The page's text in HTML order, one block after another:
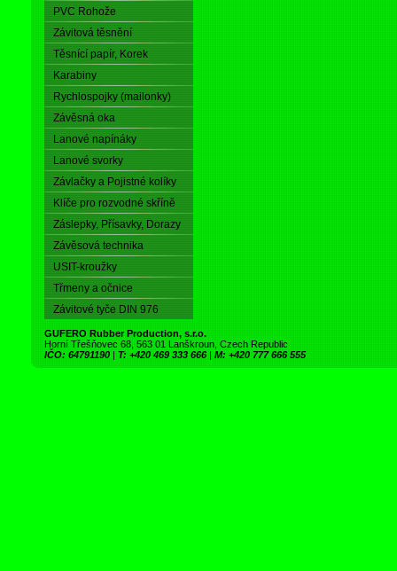
PVC Rohože
Závitová těsnění
Těsnící papír, Korek
Karabiny
Rychlospojky (mailonky)
Závěsná oka
Lanové napínáky
Lanové svorky
Závlačky a Pojistné kolíky
Klíče pro rozvodné skříně
Záslepky, Přísavky, Dorazy
Závěsová technika
USIT-kroužky
Třmeny a očnice
Závitové tyče DIN 976
GUFERO Rubber Production, s.r.o.
Horní Třešňovec 68, 563 01 Lanškroun, Czech Republic
IČO: 64791190 | T: +420 469 333 666 | M: +420 777 666 555